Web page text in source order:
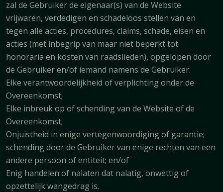
zal de Gebruiker de eigenaar(s) van de Website
vrijwaren, verdedigen en schadeloos stellen van en
tegen alle acties, procedures, claims, schade, eisen en
acties (met inbegrip van maar niet beperkt tot
honoraria en kosten van raadslieden), opgelopen door
de Gebruiker en/of iemand namens de Gebruiker:
Elke verantwoordelijkheid of verplichting onder de
Overeenkomst;
Elke inbreuk op of schending van de Website of de
Overeenkomst;
Onjuistheid in enige vertegenwoordiging of garantie;
schending door de Gebruiker van enige rechten van een
andere persoon of entiteit; en/of
Enig handelen of nalaten dat nalatig, onwettig of
opzettelijk wangedrag is.